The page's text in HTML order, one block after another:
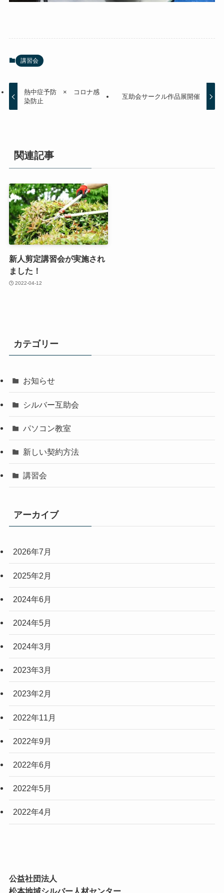
講習会
熱中症予防 × コロナ感
染防止
互助会サークル作品展開催
関連記事
新人剪定講習会が実施され
ました！
2022-04-12
カテゴリー
お知らせ
シルバー互助会
パソコン教室
新しい契約方法
講習会
アーカイブ
2026年7月
2025年2月
2024年6月
2024年5月
2024年3月
2023年3月
2023年2月
2022年11月
2022年9月
2022年6月
2022年5月
2022年4月
公益社団法人
松本地域シルバー人材センター